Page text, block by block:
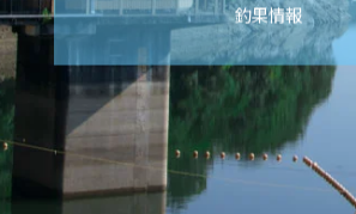
釣果情報